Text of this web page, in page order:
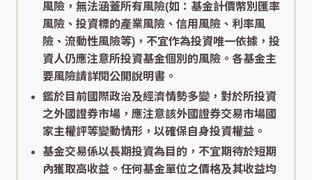
風險，無法涵蓋所有風險(如：基金計價幣別匯率
風險、投資標的產業風險、信用風險、利率風
險、流動性風險等)，不宜作為投資唯一依據，投
資人仍應注意所投資基金個別的風險。各基金主
要風險請詳閱公開說明書。
鑑於目前國際政治及經濟情勢多變，對於所投資
之外國證券市場，應注意該外國證券交易市場國
家主權評等變動情形，以確保自身投資權益。
基金交易係以長期投資為目的，不宜期待於短期
內獲取高收益。任何基金單位之價格及其收益均